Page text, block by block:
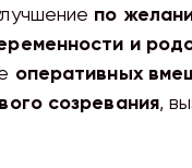
по
и
оперативных
созревания,